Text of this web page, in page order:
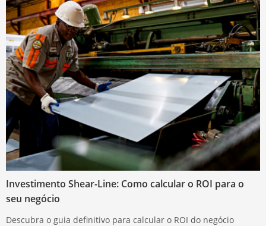
Investimento Shear-Line: Como calcular o ROI para o
seu negócio
Descubra o guia definitivo para calcular o ROI do negócio